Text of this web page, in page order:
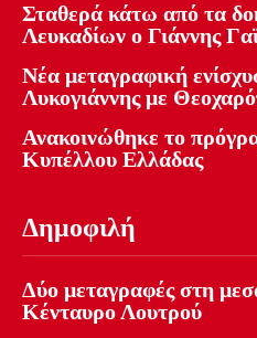
Σταθερά κάτω από τα
Λευκαδίων ο Γιάννης
Νέα μεταγραφική
Λυκογιάννης με
Ανακοινώθηκε το
Κυπέλλου Ελλάδας
Δημοφιλή
Δύο μεταγραφές στη
Κένταυρο Λουτρού